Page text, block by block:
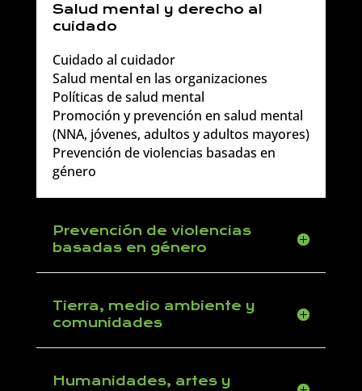
Salud mental y derecho al
cuidado
Cuidado al cuidador
Salud mental en las organizaciones
Políticas de salud mental
Promoción y prevención en salud mental
(NNA, jóvenes, adultos y adultos mayores)
Prevención de violencias basadas en
género
Prevención de violencias
basadas en género
Tierra, medio ambiente y
comunidades
Humanidades, artes y